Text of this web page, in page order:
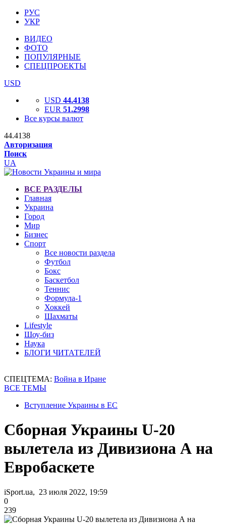
РУС
УКР
ВИДЕО
ФОТО
ПОПУЛЯРНЫЕ
СПЕЦПРОЕКТЫ
USD
USD 44.4138
EUR 51.2998
Все курсы валют
44.4138
Авторизация
Поиск
UA
ВСЕ РАЗДЕЛЫ
Главная
Украина
Город
Мир
Бизнес
Спорт
Все новости раздела
Футбол
Бокс
Баскетбол
Теннис
Формула-1
Хоккей
Шахматы
Lifestyle
Шоу-биз
Наука
БЛОГИ ЧИТАТЕЛЕЙ
СПЕЦТЕМА: Война в Иране
ВСЕ ТЕМЫ
Вступление Украины в ЕС
Сборная Украины U-20
вылетела из Дивизиона А на
Евробаскете
iSport.ua, 23 июля 2022, 19:59
0
239